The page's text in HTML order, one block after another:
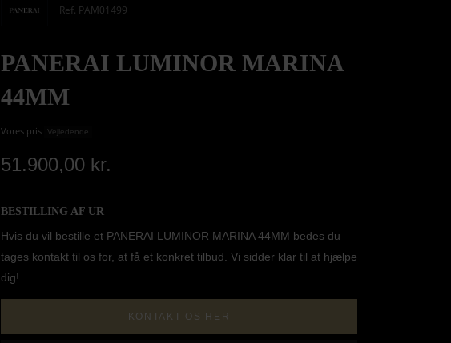
Ref. PAM01499
PANERAI LUMINOR MARINA
44MM
Vores pris Vejledende
51.900,00 kr.
BESTILLING AF UR
Hvis du vil bestille et PANERAI LUMINOR MARINA 44MM bedes du
tages kontakt til os for, at få et konkret tilbud. Vi sidder klar til at hjælpe
dig!
KONTAKT OS HER